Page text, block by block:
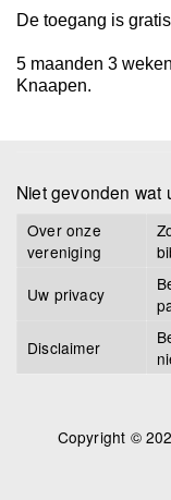
De toegang is
5 maanden 3
Knaapen.
Niet gevonden wat
Over onze
vereniging
Uw privacy
Disclaimer
Copyright ©